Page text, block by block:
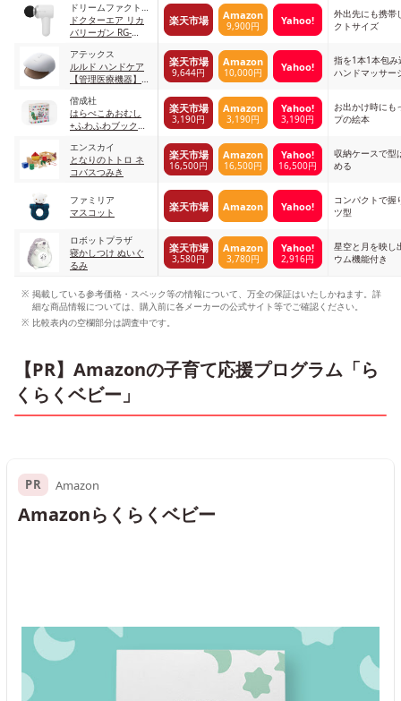
ドリームファクトリ
ー
ドクターエア リカ
バリーガン RG-
楽天市場 Amazon
9,900円 Yahoo!
外出先にも携帯
クトサイズ
アテックス
ルルド ハンドケア
【管理医療機器】
楽天市場
9,644円
Amazon
10,000円 Yahoo!
指を1本1本包
ハンドマッサー
偕成社
はらぺこあおむし
+ふわふわブックギ
楽天市場
3,190円
Amazon
3,190円
Yahoo!
3,190円
お出かけ時にも
プの絵本
エンスカイ
となりのトトロ ネ
コバスつみき
楽天市場
16,500円
Amazon
16,500円
Yahoo!
16,500円
収納ケースで型
める
ファミリア
マスコット
楽天市場 Amazon Yahoo!
コンパクトで握
ツ型
ロボットプラザ
寝かしつけ ぬいぐ
るみ
楽天市場
3,580円
Amazon
3,780円
Yahoo!
2,916円
星空と月を映し
ウム機能付き
掲載している参考価格・スペック等の情報について、万全の保証はいたしかねます。詳
細な商品情報については、購入前に各メーカーの公式サイト等でご確認ください。
比較表内の空欄部分は調査中です。
【PR】Amazonの子育て応援プログラム「ら
くらくベビー」
PR Amazon
Amazonらくらくベビー